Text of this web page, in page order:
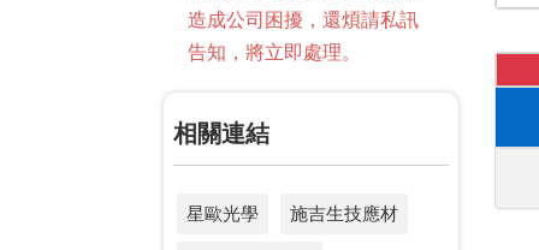
造成公司困擾，還煩請私訊
告知，將立即處理。
相關連結
星歐光學 施吉生技應材